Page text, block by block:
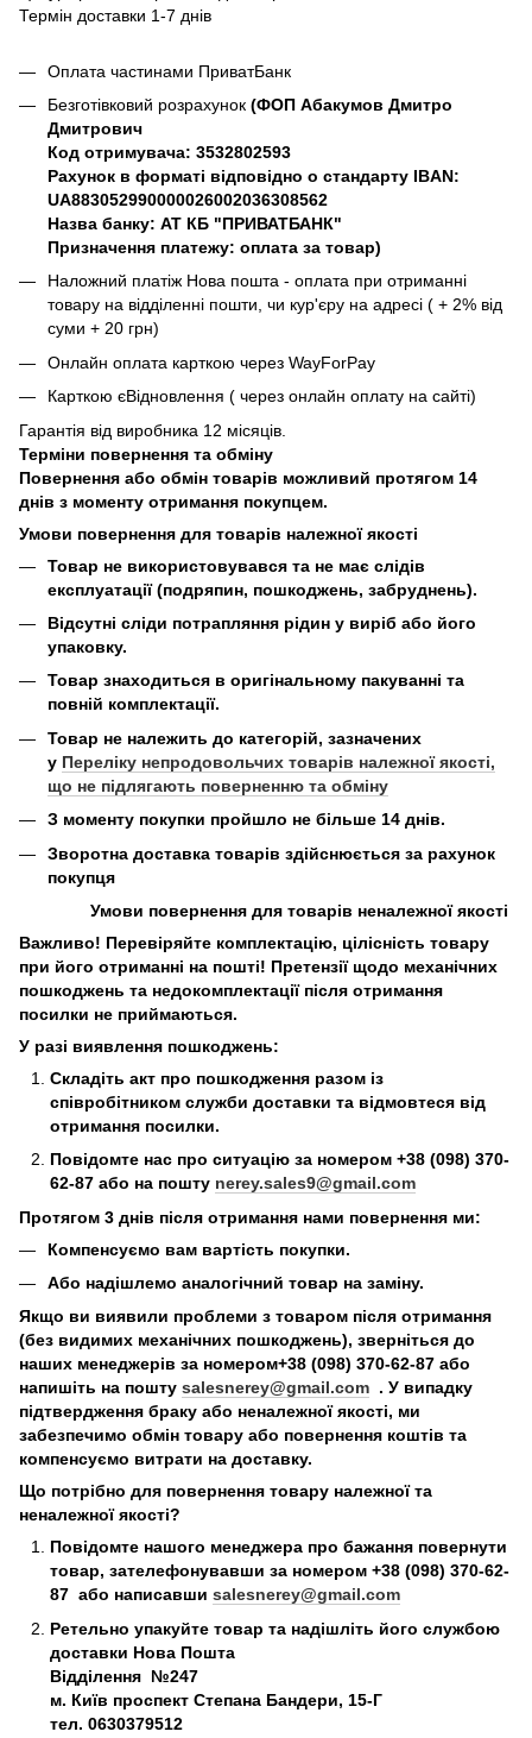
Термін доставки 1-7 днів
Оплата частинами ПриватБанк
Безготівковий розрахунок (ФОП Абакумов Дмитро
Дмитрович
Код отримувача: 3532802593
Рахунок в форматі відповідно о стандарту IBAN:
UA883052990000026002036308562
Назва банку: АТ КБ "ПРИВАТБАНК"
Призначення платежу: оплата за товар)
Наложний платіж Нова пошта - оплата при отриманні
товару на відділенні пошти, чи кур'єру на адресі ( + 2% від
суми + 20 грн)
Онлайн оплата карткою через WayForPay
Карткою єВідновлення ( через онлайн оплату на сайті)
Гарантія від виробника 12 місяців.
Терміни повернення та обміну
Повернення або обмін товарів можливий протягом 14
днів з моменту отримання покупцем.
Умови повернення для товарів належної якості
Товар не використовувався та не має слідів
експлуатації (подряпин, пошкоджень, забруднень).
Відсутні сліди потрапляння рідин у виріб або його
упаковку.
Товар знаходиться в оригінальному пакуванні та
повній комплектації.
Товар не належить до категорій, зазначених
у Переліку непродовольчих товарів належної якості,
що не підлягають поверненню та обміну
З моменту покупки пройшло не більше 14 днів.
Зворотна доставка товарів здійснюється за рахунок
покупця
Умови повернення для товарів неналежної якості
Важливо! Перевіряйте комплектацію, цілісність товару
при його отриманні на пошті! Претензії щодо механічних
пошкоджень та недокомплектації після отримання
посилки не приймаються.
У разі виявлення пошкоджень:
Складіть акт про пошкодження разом із
співробітником служби доставки та відмовтеся від
отримання посилки.
Повідомте нас про ситуацію за номером +38 (098) 370-
62-87 або на пошту nerey.sales9@gmail.com
Протягом 3 днів після отримання нами повернення ми:
Компенсуємо вам вартість покупки.
Або надішлемо аналогічний товар на заміну.
Якщо ви виявили проблеми з товаром після отримання
(без видимих механічних пошкоджень), зверніться до
наших менеджерів за номером+38 (098) 370-62-87 або
напишіть на пошту salesnerey@gmail.com . У випадку
підтвердження браку або неналежної якості, ми
забезпечимо обмін товару або повернення коштів та
компенсуємо витрати на доставку.
Що потрібно для повернення товару належної та
неналежної якості?
Повідомте нашого менеджера про бажання повернути
товар, зателефонувавши за номером +38 (098) 370-62-
87 або написавши salesnerey@gmail.com
Ретельно упакуйте товар та надішліть його службою
доставки Нова Пошта
Відділення №247
м. Київ проспект Степана Бандери, 15-Г
тел. 0630379512